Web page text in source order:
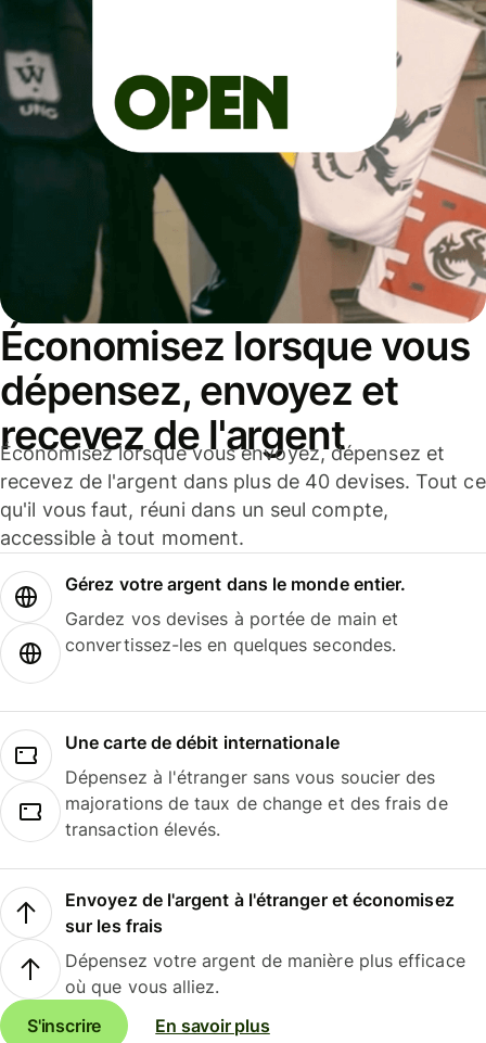
Économisez lorsque vous
dépensez, envoyez et
recevez de l'argent
Économisez lorsque vous envoyez, dépensez et
recevez de l'argent dans plus de 40 devises. Tout ce
qu'il vous faut, réuni dans un seul compte,
accessible à tout moment.
Gérez votre argent dans le monde entier.
Gardez vos devises à portée de main et
convertissez-les en quelques secondes.
Une carte de débit internationale
Dépensez à l'étranger sans vous soucier des
majorations de taux de change et des frais de
transaction élevés.
Envoyez de l'argent à l'étranger et économisez
sur les frais
Dépensez votre argent de manière plus efficace
où que vous alliez.
S'inscrire
En savoir plus